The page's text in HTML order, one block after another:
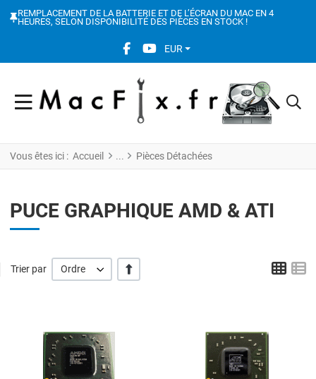
REMPLACEMENT DE LA BATTERIE ET DE L’ÉCRAN DU MAC EN 4
HEURES, SELON DISPONIBILITÉ DES PIÈCES EN STOCK !
FACEBOOK SOCIAL LINK
YOUTUBE SOCIAL LINK
EUR
Vous êtes ici : Accueil Pièces Détachées
PUCE GRAPHIQUE AMD & ATI
Trier par Ordre ' +/-' Grid
Add to Compare